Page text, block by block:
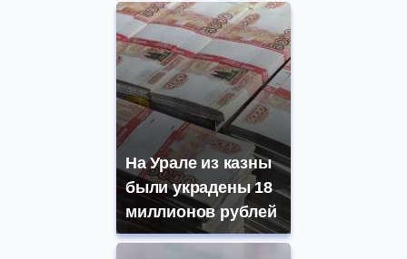
На Урале из казны
были украдены 18
миллионов рублей